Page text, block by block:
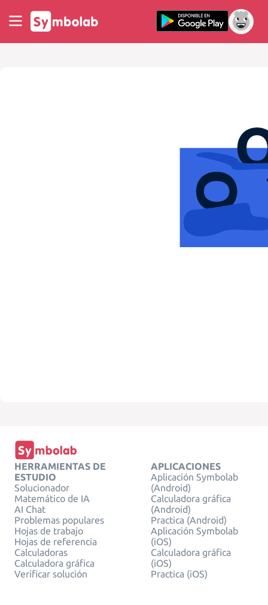
HERRAMIENTAS DE
ESTUDIO
Solucionador
Matemático de IA
AI Chat
Problemas populares
Hojas de trabajo
Hojas de referencia
Calculadoras
Calculadora gráfica
Verificar solución
APLICACIONES
Aplicación Symbolab
(Android)
Calculadora gráfica
(Android)
Practica (Android)
Aplicación Symbolab
(iOS)
Calculadora gráfica
(iOS)
Practica (iOS)